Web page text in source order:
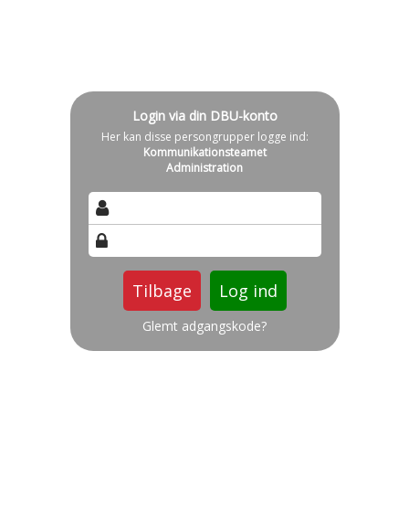
Login via din DBU-konto
Her kan disse persongrupper logge ind:
Kommunikationsteamet
Administration
Tilbage
Glemt adgangskode?